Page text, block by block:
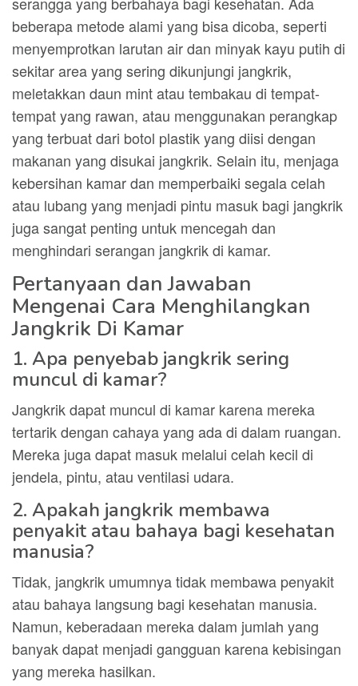
beberapa metode alami yang bisa dicoba, seperti
menyemprotkan larutan air dan minyak kayu putih di
sekitar area yang sering dikunjungi jangkrik,
meletakkan daun mint atau tembakau di tempat-
tempat yang rawan, atau menggunakan perangkap
yang terbuat dari botol plastik yang diisi dengan
makanan yang disukai jangkrik. Selain itu, menjaga
kebersihan kamar dan memperbaiki segala celah
atau lubang yang menjadi pintu masuk bagi jangkrik
juga sangat penting untuk mencegah dan
menghindari serangan jangkrik di kamar.
Pertanyaan dan Jawaban
Mengenai Cara Menghilangkan
Jangkrik Di Kamar
1. Apa penyebab jangkrik sering
muncul di kamar?
Jangkrik dapat muncul di kamar karena mereka
tertarik dengan cahaya yang ada di dalam ruangan.
Mereka juga dapat masuk melalui celah kecil di
jendela, pintu, atau ventilasi udara.
2. Apakah jangkrik membawa
penyakit atau bahaya bagi kesehatan
manusia?
Tidak, jangkrik umumnya tidak membawa penyakit
atau bahaya langsung bagi kesehatan manusia.
Namun, keberadaan mereka dalam jumlah yang
banyak dapat menjadi gangguan karena kebisingan
yang mereka hasilkan.